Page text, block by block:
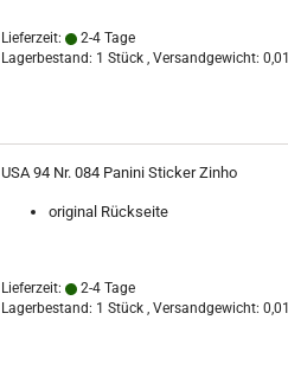
Lieferzeit:
2-4 Tage
Lagerbestand: 1 Stück , Versandgewicht: 0,01
USA 94 Nr. 084 Panini Sticker Zinho
original Rückseite
Lieferzeit:
2-4 Tage
Lagerbestand: 1 Stück , Versandgewicht: 0,01